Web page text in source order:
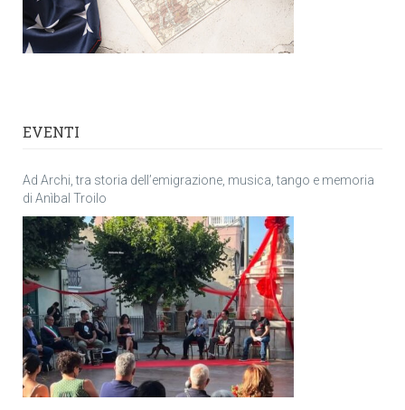
EVENTI
Ad Archi, tra storia dell’emigrazione, musica, tango e memoria
di Anìbal Troilo